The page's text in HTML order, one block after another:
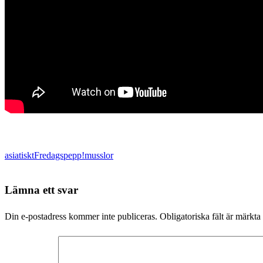
asiatisktFredagspepp!musslor
Lämna ett svar
Din e-postadress kommer inte publiceras. Obligatoriska fält är märkta